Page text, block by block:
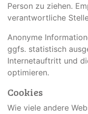
Person zu ziehen.
verantwortliche
Anonyme
ggfs. statistisch
Internetauftritt und
optimieren.
Cookies
Wie viele andere